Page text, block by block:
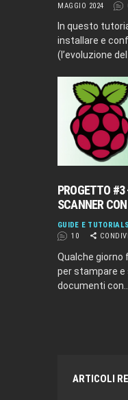
MAGGIO 2024
In questo
installare e
(l’evoluzione
PROGETTO #3
SCANNER
GUIDE E TUTORIALS
10
Qualche giorno
per stampare
documenti con…
ARTICOLI